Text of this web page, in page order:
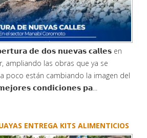
𝗱𝗲 𝗱𝗼𝘀 𝗻𝘂𝗲𝘃𝗮𝘀 𝗰𝗮𝗹𝗹𝗲𝘀 en
ampliando las obras que ya se
poco están cambiando la imagen del
𝗰𝗼𝗻𝗱𝗶𝗰𝗶𝗼𝗻𝗲𝘀 𝗽𝗮...
ENTREGA KITS ALIMENTICIOS